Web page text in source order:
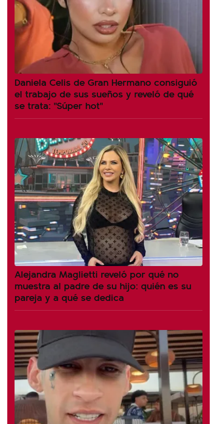
Daniela Celis de Gran Hermano consiguió
el trabajo de sus sueños y reveló de qué
se trata: "Súper hot"
Alejandra Maglietti reveló por qué no
muestra al padre de su hijo: quién es su
pareja y a qué se dedica